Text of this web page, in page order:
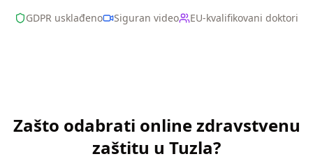
GDPR usklađeno Siguran video EU-kvalifikovani doktori
Zašto odabrati online zdravstvenu
zaštitu u Tuzla?